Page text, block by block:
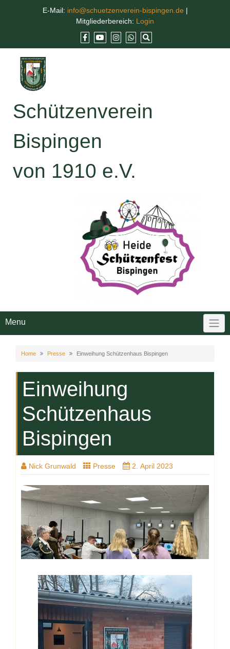
E-Mail: info@schuetzenverein-bispingen.de |
Mitgliederbereich: Login
Schützenverein
Bispingen
von 1910 e.V.
Menu
Home Presse Einweihung Schützenhaus Bispingen
Einweihung
Schützenhaus
Bispingen
Nick Grunwald Presse 2. April 2023